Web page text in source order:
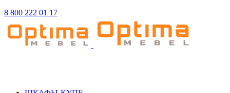
8 800 222 01 17